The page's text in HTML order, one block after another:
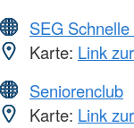
SEG
Karte: Link
Seniorenclub
Karte: Link